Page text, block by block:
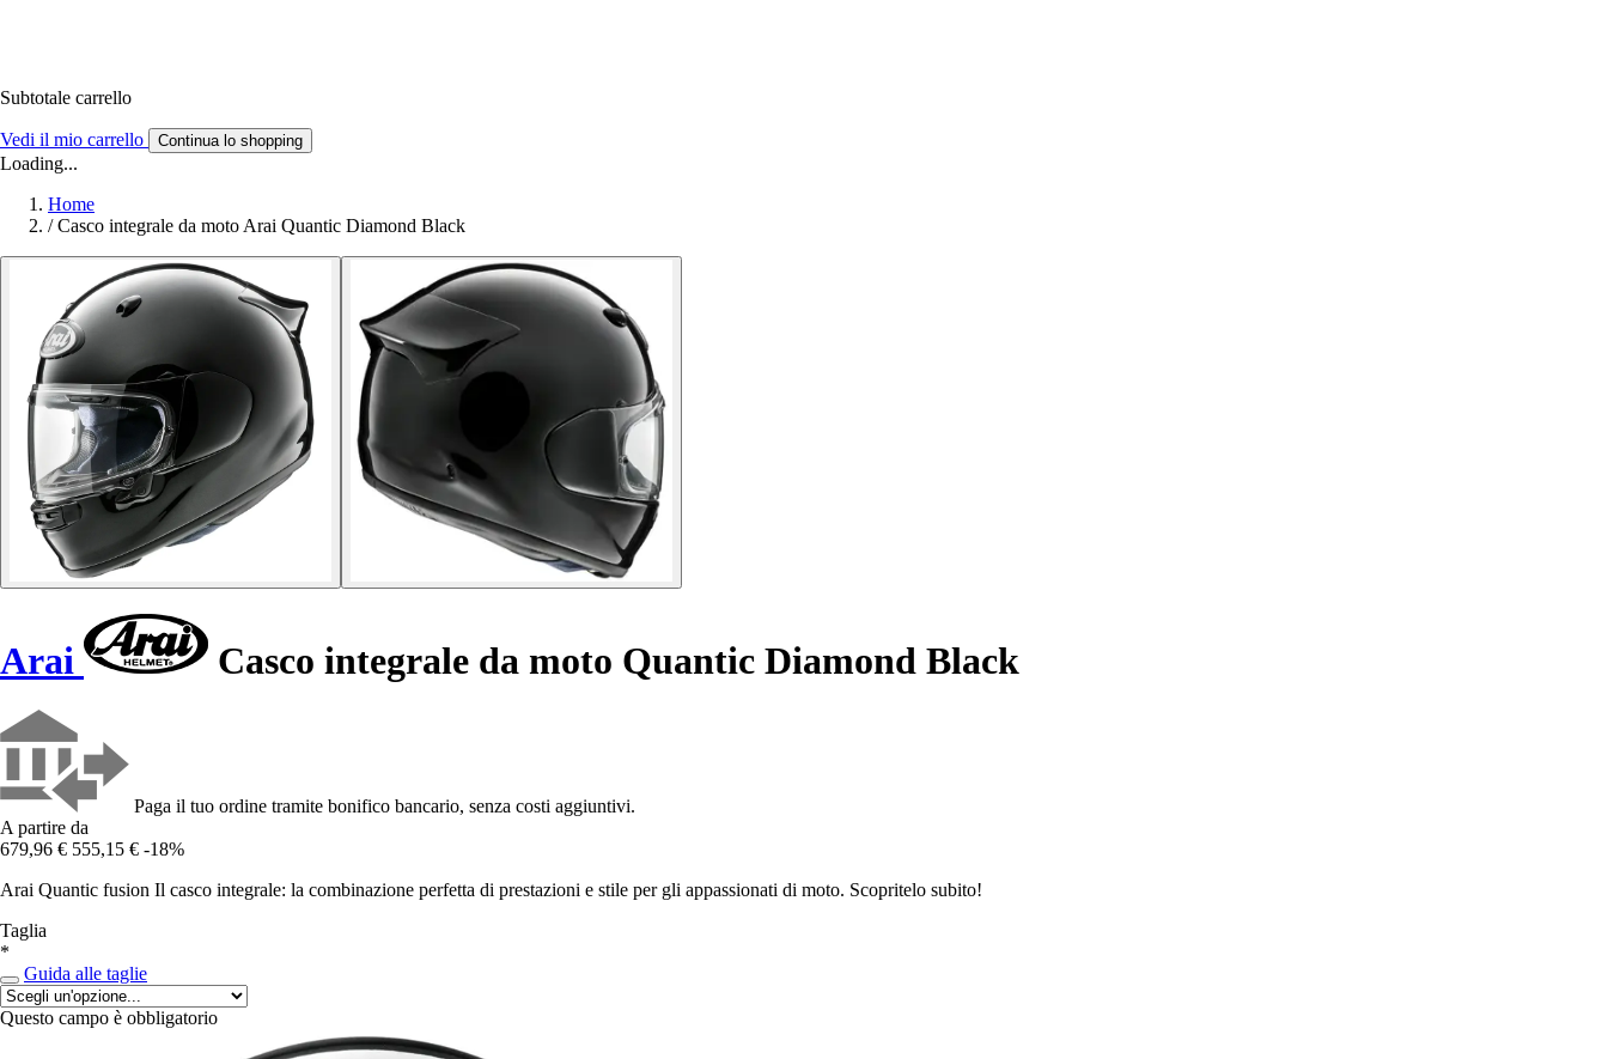
Subtotale carrello
Vedi il mio carrello Continua lo shopping
Loading...
Home
/ Casco integrale da moto Arai Quantic Diamond Black
Arai Casco integrale da moto Quantic Diamond Black
Paga il tuo ordine tramite bonifico bancario, senza costi aggiuntivi.
A partire da
679,96 € 555,15 € -18%
Arai Quantic fusion Il casco integrale: la combinazione perfetta di prestazioni e stile per gli appassionati di moto. Scopritelo subito!
Taglia
*
Guida alle taglie
Questo campo è obbligatorio